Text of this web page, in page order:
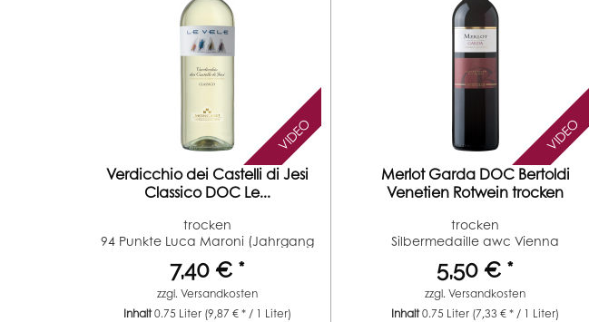
VIDEO
Verdicchio dei Castelli di Jesi
Classico DOC Le...
trocken
94 Punkte Luca Maroni (Jahrgang
2023)...
7,40 € *
zzgl. Versandkosten
Inhalt0.75 Liter (9,87 € * / 1 Liter)
VIDEO
Merlot Garda DOC Bertoldi
Venetien Rotwein trocken
trocken
Silbermedaille awc Vienna
(Jahrgang 2021)...
5,50 € *
zzgl.Versandkosten
Inhalt0.75 Liter (7,33 € * / 1 Liter)